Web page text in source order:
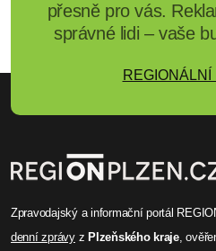
přesně pro vás.
správné lidi – vaše
Zpravodajský a informační portál
denní zprávyz Plzeňského kraje,